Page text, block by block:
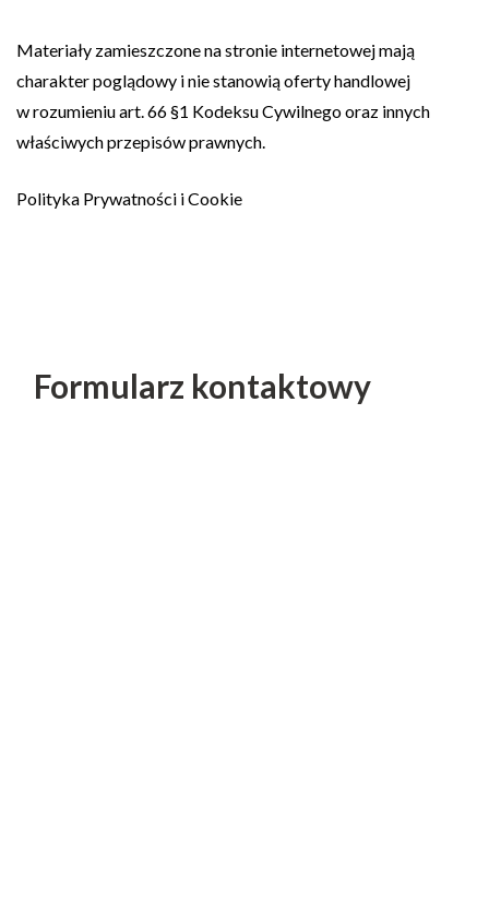
Materiały zamieszczone na stronie internetowej mają
charakter poglądowy i nie stanowią oferty handlowej
w rozumieniu art. 66 §1 Kodeksu Cywilnego oraz innych
właściwych przepisów prawnych.
Polityka Prywatności i Cookie
Formularz kontaktowy